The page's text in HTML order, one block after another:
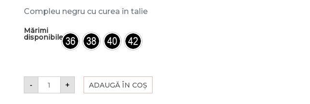
Compleu negru cu curea în talie
Mărimi
disponibile
- + ADAUGĂ ÎN COȘ